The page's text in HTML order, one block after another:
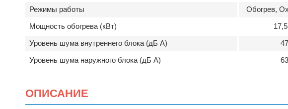
Режимы работы
Обогрев,
Мощность обогрева (кВт)
Уровень шума внутреннего блока (дБ А)
47
Уровень шума наружного блока (дБ А)
63
ОПИСАНИЕ